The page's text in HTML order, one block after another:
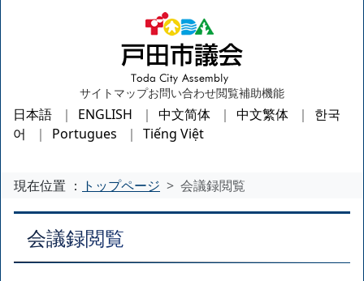
サイトマップお問い合わせ閲覧補助機能
日本語 ENGLISH 中文简体 中文繁体
한국
어
Portugues Tiếng Việt
現在位置 ： トップページ 会議録閲覧
会議録閲覧